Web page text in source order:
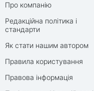
Про компанію
Редакційна політика і
стандарти
Як стати нашим автором
Правила користування
Правова інформація